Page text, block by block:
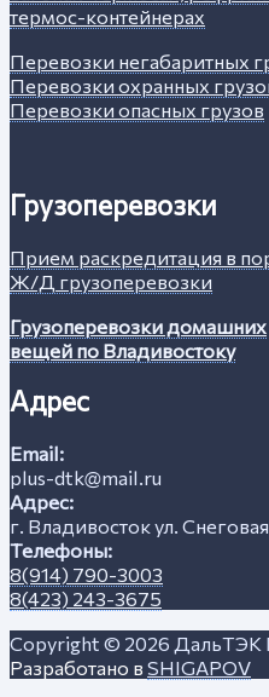
термос-контейнерах
Перевозки негабаритных
Перевозки охранных
Перевозки опасных грузов
Грузоперевозки
Прием раскредитация в
Ж/Д грузоперевозки
Грузоперевозки домашних
вещей по Владивостоку
Адрес
Email:
plus-dtk@mail.ru
Адрес:
г. Владивосток ул.
Телефоны:
8(914) 790-3003
8(423) 243-3675
Copyright © 2026 ДальТЭК
Разработано в SHIGAPOV